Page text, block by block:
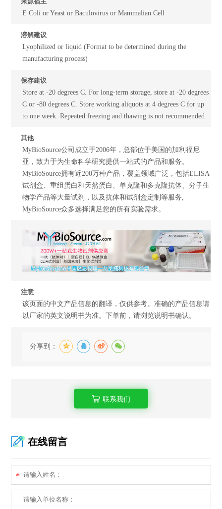
E Coli or Yeast or Baculovirus or Mammalian Cell
溶解建议
Lyophilized or liquid (Format to be determined during the
manufacturing process)
保存建议
Store at -20 degrees C. For long-term storage, store at -20 degrees
C or -80 degrees C. Store working aliquots at 4 degrees C for up
to one week. Repeated freezing and thawing is not recommended.
其他
MyBioSource公司成立于2006年，总部位于美国的加利福尼
亚，致力于为生命科学研究提供一站式的产品和服务。
MyBioSource拥有近200万种产品，覆盖领域广泛，包括ELISA
试剂盒、重组蛋白和天然蛋白、单克隆和多克隆抗体、分子生
物学产品等大量试剂，以及抗体和试剂盒定制等服务,
MyBioSource众多选择满足您的所有实验需求。
注意
该页面的中文产品信息的翻译，仅供参考。准确的产品信息请
以厂家的英文说明书为准。下单前，请浏览说明书确认。
分享到：
联系我们
在线留言
*